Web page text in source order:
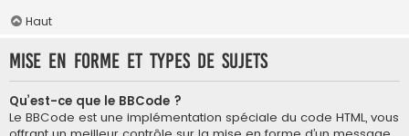
Haut
Mise en forme et types de sujets
Qu’est-ce que le BBCode ?
Le BBCode est une implémentation spéciale du code HTML, vous